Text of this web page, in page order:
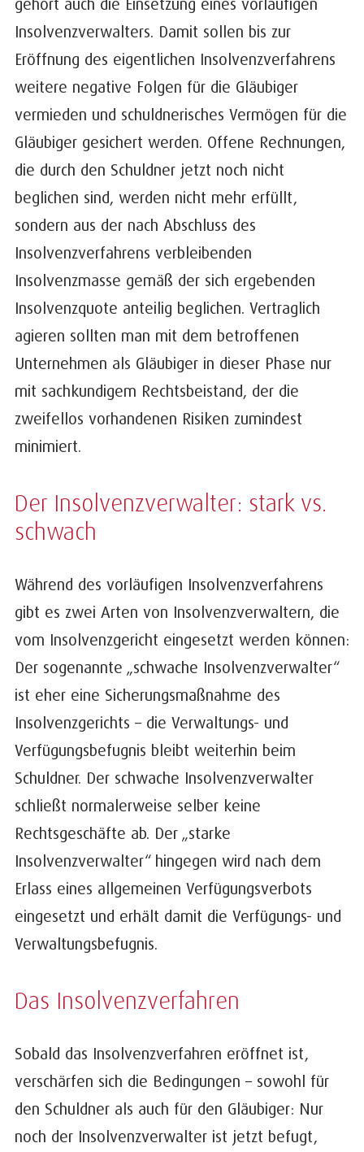
Insolvenzverwalters. Damit sollen bis zur
Eröffnung des eigentlichen Insolvenzverfahrens
weitere negative Folgen für die Gläubiger
vermieden und schuldnerisches Vermögen für die
Gläubiger gesichert werden. Offene Rechnungen,
die durch den Schuldner jetzt noch nicht
beglichen sind, werden nicht mehr erfüllt,
sondern aus der nach Abschluss des
Insolvenzverfahrens verbleibenden
Insolvenzmasse gemäß der sich ergebenden
Insolvenzquote anteilig beglichen. Vertraglich
agieren sollten man mit dem betroffenen
Unternehmen als Gläubiger in dieser Phase nur
mit sachkundigem Rechtsbeistand, der die
zweifellos vorhandenen Risiken zumindest
minimiert.
Der Insolvenzverwalter: stark vs.
schwach
Während des vorläufigen Insolvenzverfahrens
gibt es zwei Arten von Insolvenzverwaltern, die
vom Insolvenzgericht eingesetzt werden können:
Der sogenannte „schwache Insolvenzverwalter“
ist eher eine Sicherungsmaßnahme des
Insolvenzgerichts – die Verwaltungs- und
Verfügungsbefugnis bleibt weiterhin beim
Schuldner. Der schwache Insolvenzverwalter
schließt normalerweise selber keine
Rechtsgeschäfte ab. Der „starke
Insolvenzverwalter“ hingegen wird nach dem
Erlass eines allgemeinen Verfügungsverbots
eingesetzt und erhält damit die Verfügungs- und
Verwaltungsbefugnis.
Das Insolvenzverfahren
Sobald das Insolvenzverfahren eröffnet ist,
verschärfen sich die Bedingungen – sowohl für
den Schuldner als auch für den Gläubiger: Nur
noch der Insolvenzverwalter ist jetzt befugt,